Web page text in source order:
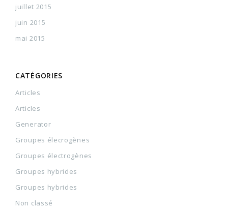
juillet 2015
juin 2015
mai 2015
CATÉGORIES
Articles
Articles
Generator
Groupes élecrogènes
Groupes électrogènes
Groupes hybrides
Groupes hybrides
Non classé